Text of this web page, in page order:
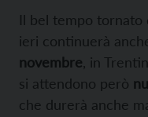
Il bel tempo tornato
ieri continuerà
novembre , in
si attendono però
che durerà anche